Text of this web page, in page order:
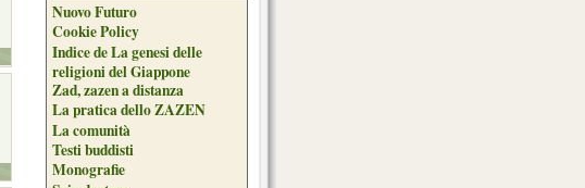
Nuovo Futuro
Cookie Policy
Indice de La genesi delle
religioni del Giappone
Zad, zazen a distanza
La pratica dello ZAZEN
La comunità
Testi buddisti
Monografie